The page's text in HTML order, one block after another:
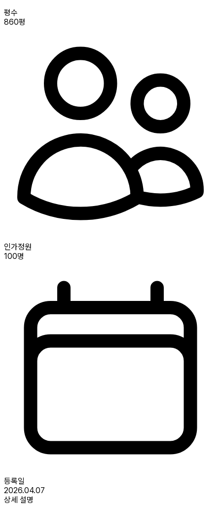
평수
860평
인가정원
100명
등록일
2026.04.07
상세 설명